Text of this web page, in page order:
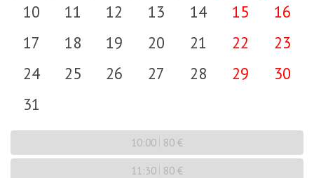
10
11 12 13 14 15
16
17
18 19 20 21 22
23
24
25 26 27 28 29
30
31
10:00 80 €
11:30 80 €